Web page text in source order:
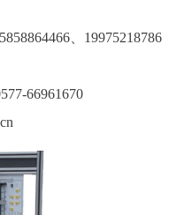
、19975218786
66961670